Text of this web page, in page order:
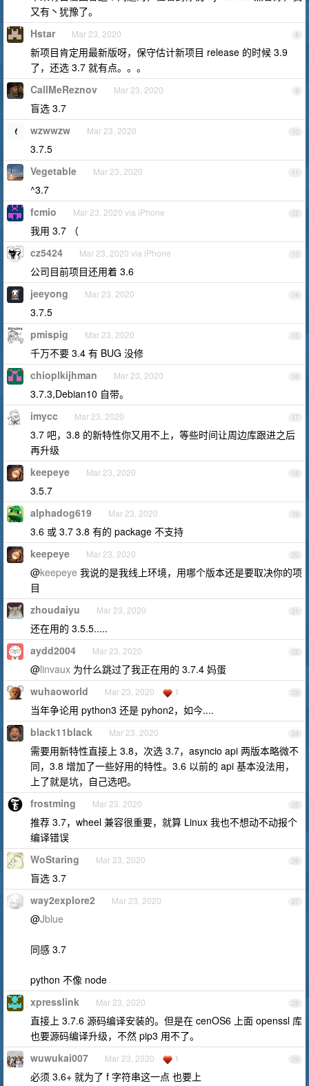
又有丶犹豫了。
8
Hstar Mar 23, 2020
新项目肯定用最新版呀，保守估计新项目 release 的时候 3.9
了，还选 3.7 就有点。。。
9
CallMeReznov Mar 23, 2020
盲选 3.7
10
wzwwzw Mar 23, 2020
3.7.5
11
Vegetable Mar 23, 2020
^3.7
12
fcmio Mar 23, 2020 via iPhone
我用 3.7 （
13
cz5424 Mar 23, 2020 via iPhone
公司目前项目还用着 3.6
14
jeeyong Mar 23, 2020
3.7.5
15
pmispig Mar 23, 2020
千万不要 3.4 有 BUG 没修
16
chioplkijhman Mar 23, 2020
3.7.3,Debian10 自带。
17
imycc Mar 23, 2020
3.7 吧，3.8 的新特性你又用不上，等些时间让周边库跟进之后
再升级
18
keepeye Mar 23, 2020
3.5.7
19
alphadog619 Mar 23, 2020
3.6 或 3.7 3.8 有的 package 不支持
20
keepeye Mar 23, 2020
@keepeye 我说的是我线上环境，用哪个版本还是要取决你的项
目
21
zhoudaiyu Mar 23, 2020
还在用的 3.5.5.....
22
aydd2004 Mar 23, 2020
@linvaux 为什么跳过了我正在用的 3.7.4 妈蛋
23
wuhaoworld Mar 23, 2020 1
当年争论用 python3 还是 pyhon2，如今....
24
black11black Mar 23, 2020
需要用新特性直接上 3.8，次选 3.7，asyncio api 两版本略微不
同，3.8 增加了一些好用的特性。3.6 以前的 api 基本没法用，
上了就是坑，自己选吧。
25
frostming Mar 23, 2020
推荐 3.7，wheel 兼容很重要，就算 Linux 我也不想动不动报个
编译错误
26
WoStaring Mar 23, 2020
盲选 3.7
27
way2explore2 Mar 23, 2020
@Jblue
同感 3.7
python 不像 node
28
xpresslink Mar 23, 2020
直接上 3.7.6 源码编译安装的。但是在 cenOS6 上面 openssl 库
也要源码编译升级，不然 pip3 用不了。
29
wuwukai007 Mar 23, 2020 1
必须 3.6+ 就为了 f 字符串这一点 也要上